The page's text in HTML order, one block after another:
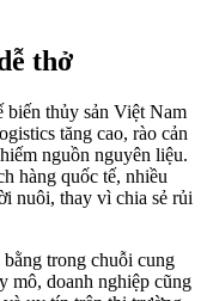
thở
biến thủy sản Việt Nam
tăng cao, rào cản
nguồn nguyên liệu.
hàng quốc tế, nhiều
nuôi, thay vì chia sẻ rủi
trong chuỗi cung
mô, doanh nghiệp cũng